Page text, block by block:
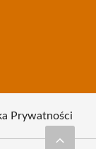
Prywatności